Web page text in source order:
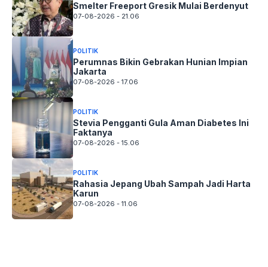
Smelter Freeport Gresik Mulai Berdenyut
07-08-2026 - 21.06
POLITIK
Perumnas Bikin Gebrakan Hunian Impian
Jakarta
07-08-2026 - 17.06
POLITIK
Stevia Pengganti Gula Aman Diabetes Ini
Faktanya
07-08-2026 - 15.06
POLITIK
Rahasia Jepang Ubah Sampah Jadi Harta
Karun
07-08-2026 - 11.06